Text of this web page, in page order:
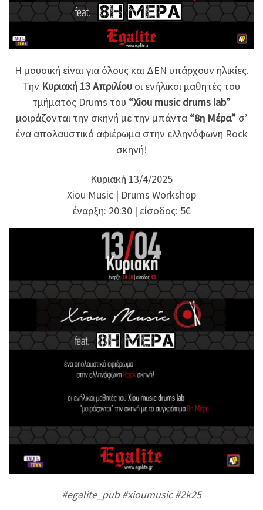
Η μουσική είναι για όλους και ΔΕΝ υπάρχουν ηλικίες.
Την Κυριακή 13Απριλίου οι ενήλικοι μαθητές του
τμήματος Drums του “Xiou music drums lab”
μοιράζονται την σκηνή με την μπάντα “8η Μέρα”σ’
ένα απολαυστικό αφιέρωμα στην ελληνόφωνη Rock
σκηνή!
Κυριακή 13/4/2025
Xiou Music | Drums Workshop
έναρξη: 20:30 | είσοδος: 5€
#egalite_pub#xioumusic#2k25